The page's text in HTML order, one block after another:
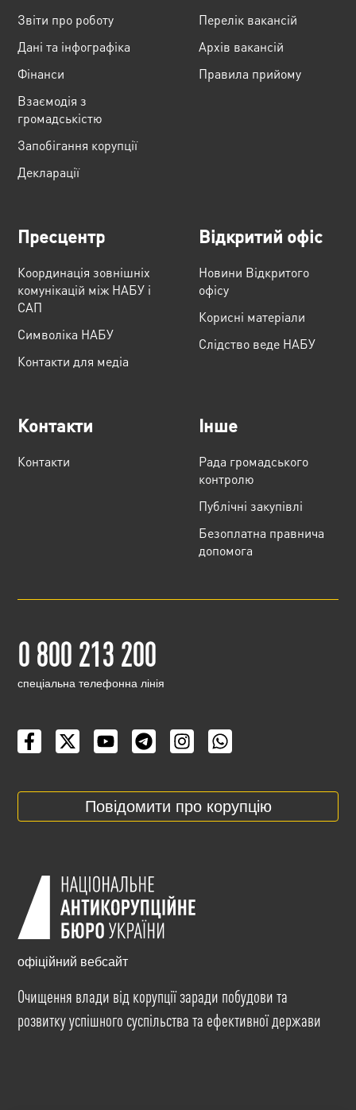
Звіти про роботу
Дані та інфографіка
Фінанси
Взаємодія з
громадськістю
Запобігання корупції
Декларації
Перелік вакансій
Архів вакансій
Правила прийому
Пресцентр
Координація зовнішніх
комунікацій між НАБУ і
САП
Cимволіка НАБУ
Контакти для медіа
Відкритий офіс
Новини Відкритого
офісу
Корисні матеріали
Слідство веде НАБУ
Контакти
Контакти
Інше
Рада громадського
контролю
Публічні закупівлі
Безоплатна правнича
допомога
0 800 213 200
cпеціальна телефонна лінія
Повідомити про корупцію
офіційний вебсайт
Очищення влади від корупції заради побудови та
розвитку успішного суспільства та ефективної держави